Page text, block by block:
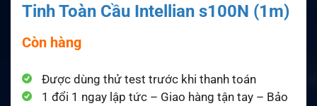
Tinh Toàn Cầu Intellian s100N (1m)
Còn hàng
Được dùng thử test trước khi thanh toán
1 đổi 1 ngay lập tức – Giao hàng tận tay – Bảo